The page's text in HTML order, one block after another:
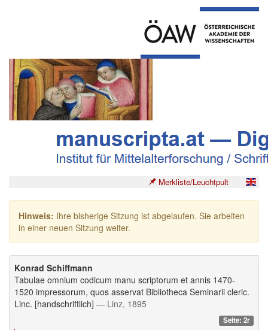
Merkliste/Leuchtpult
Hinweis: Ihre bisherige Sitzung ist abgelaufen. Sie arbeiten
in einer neuen Sitzung weiter.
Konrad Schiffmann
Tabulae omnium codicum manu scriptorum et annis 1470-
1520 impressorum, quos asservat Bibliotheca Seminarii cleric.
Linc. [handschriftlich] — Linz, 1895
Seite: 2r